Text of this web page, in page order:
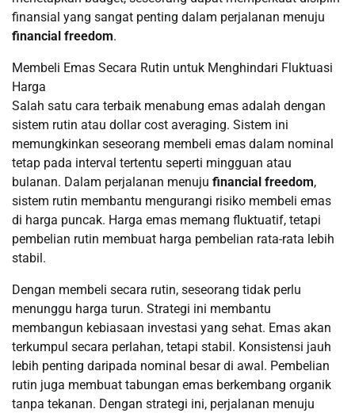
finansial yang sangat penting dalam perjalanan menuju
financial freedom.
Membeli Emas Secara Rutin untuk Menghindari Fluktuasi
Harga
Salah satu cara terbaik menabung emas adalah dengan
sistem rutin atau dollar cost averaging. Sistem ini
memungkinkan seseorang membeli emas dalam nominal
tetap pada interval tertentu seperti mingguan atau
bulanan. Dalam perjalanan menuju financial freedom,
sistem rutin membantu mengurangi risiko membeli emas
di harga puncak. Harga emas memang fluktuatif, tetapi
pembelian rutin membuat harga pembelian rata-rata lebih
stabil.
Dengan membeli secara rutin, seseorang tidak perlu
menunggu harga turun. Strategi ini membantu
membangun kebiasaan investasi yang sehat. Emas akan
terkumpul secara perlahan, tetapi stabil. Konsistensi jauh
lebih penting daripada nominal besar di awal. Pembelian
rutin juga membuat tabungan emas berkembang organik
tanpa tekanan. Dengan strategi ini, perjalanan menuju